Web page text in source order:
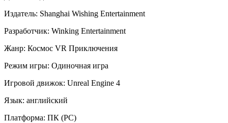
Издатель: Shanghai Wishing Entertainment
Разработчик: Winking Entertainment
Жанр: Космос VR Приключения
Режим игры: Одиночная игра
Игровой движок: Unreal Engine 4
Язык: английский
Платформа: ПК (PC)